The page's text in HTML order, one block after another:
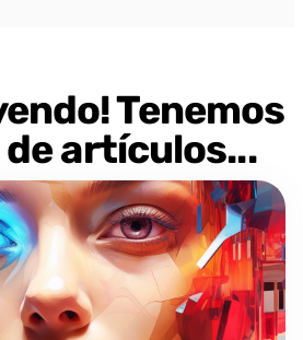
Tenemos
artículos...